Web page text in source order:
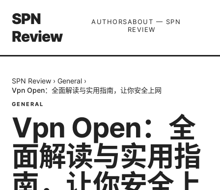
SPN
Review
AUTHORSABOUT — SPN
REVIEW
SPN Review › General ›
Vpn Open：全面解读与实用指南，让你安全上网
GENERAL
Vpn Open：全
面解读与实用指